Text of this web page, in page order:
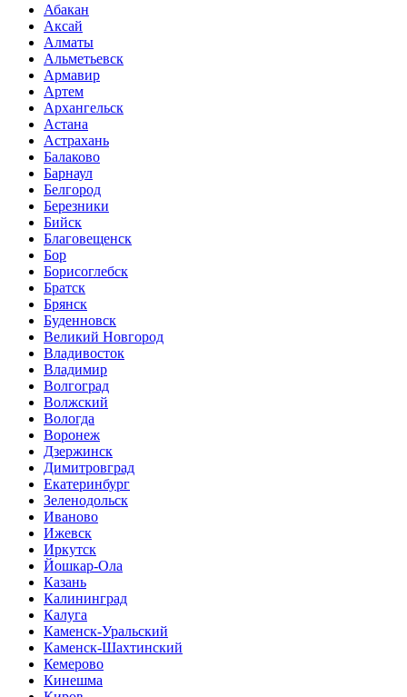
Абакан
Аксай
Алматы
Альметьевск
Армавир
Артем
Архангельск
Астана
Астрахань
Балаково
Барнаул
Белгород
Березники
Бийск
Благовещенск
Бор
Борисоглебск
Братск
Брянск
Буденновск
Великий Новгород
Владивосток
Владимир
Волгоград
Волжский
Вологда
Воронеж
Дзержинск
Димитровград
Екатеринбург
Зеленодольск
Иваново
Ижевск
Иркутск
Йошкар-Ола
Казань
Калининград
Калуга
Каменск-Уральский
Каменск-Шахтинский
Кемерово
Кинешма